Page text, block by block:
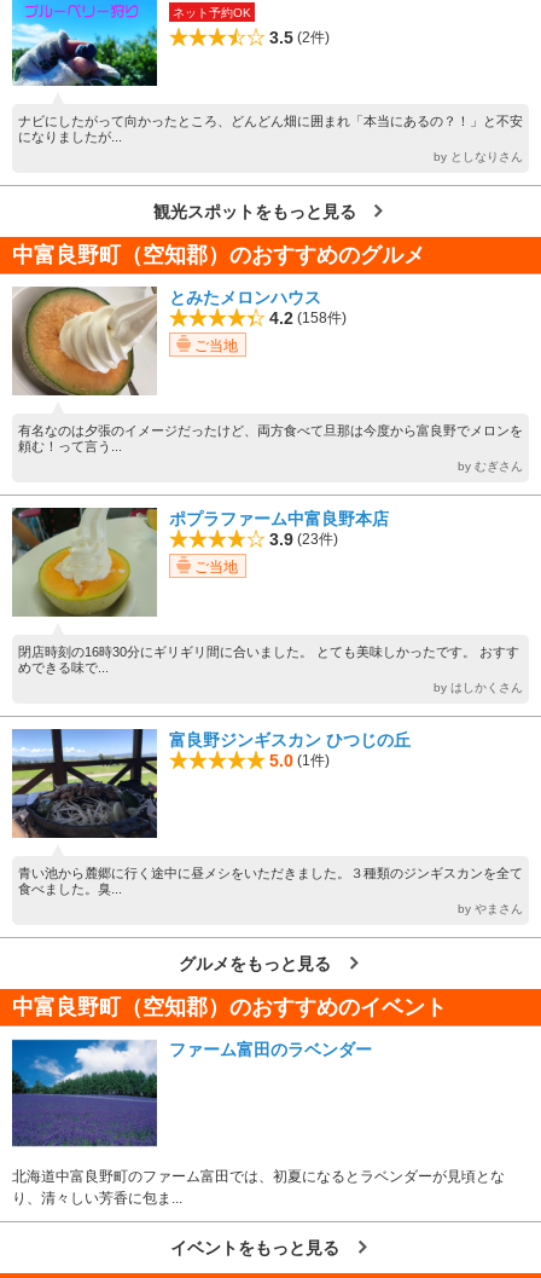
ネット予約OK
3.5 (2件)
ナビにしたがって向かったところ、どんどん畑に囲まれ「本当にあるの？！」と不安
になりましたが...
by としなりさん
観光スポットをもっと見る
中富良野町（空知郡）のおすすめのグルメ
とみたメロンハウス
4.2 (158件)
ご当地
有名なのは夕張のイメージだったけど、両方食べて旦那は今度から富良野でメロンを
頼む！って言う...
by むぎさん
ポプラファーム中富良野本店
3.9 (23件)
ご当地
閉店時刻の16時30分にギリギリ間に合いました。 とても美味しかったです。 おすす
めできる味で...
by はしかくさん
富良野ジンギスカン ひつじの丘
5.0 (1件)
青い池から麓郷に行く途中に昼メシをいただきました。３種類のジンギスカンを全て
食べました。臭...
by やまさん
グルメをもっと見る
中富良野町（空知郡）のおすすめのイベント
ファーム富田のラベンダー
北海道中富良野町のファーム富田では、初夏になるとラベンダーが見頃とな
り、清々しい芳香に包ま...
イベントをもっと見る